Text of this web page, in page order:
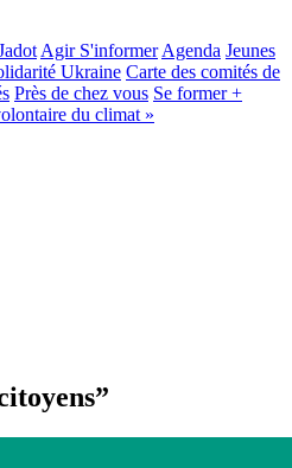
Agir S'informer Agenda Jeunes
Ukraine Carte des comités de
Près de chez vous Se former +
du climat »